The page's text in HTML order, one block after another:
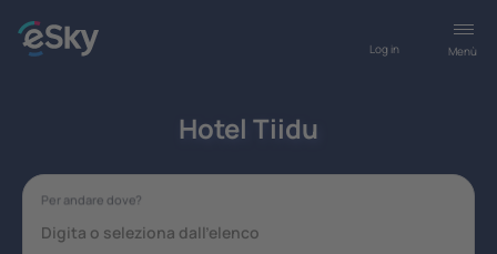
Menù
Log in
Hotel Tiidu